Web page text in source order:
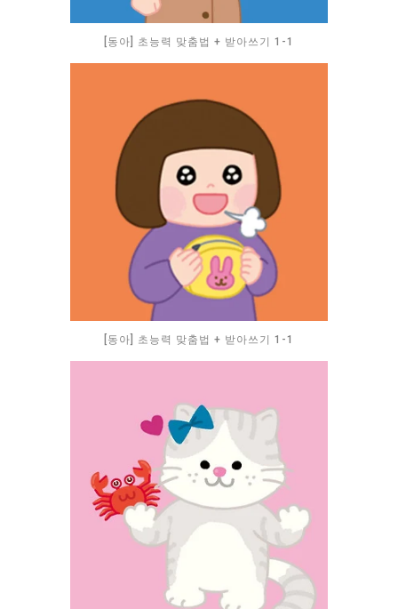
[동아] 초능력 맞춤법 + 받아쓰기 1-1
[동아] 초능력 맞춤법 + 받아쓰기 1-1